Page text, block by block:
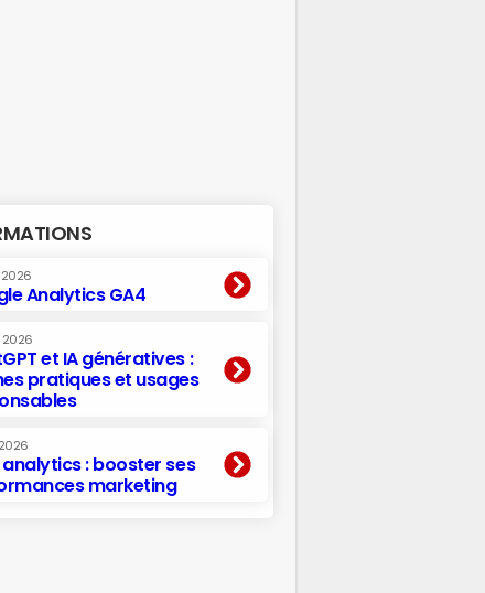
2026
Analytics GA4
2026
et IA génératives :
pratiques et usages
analytics : booster ses
marketing